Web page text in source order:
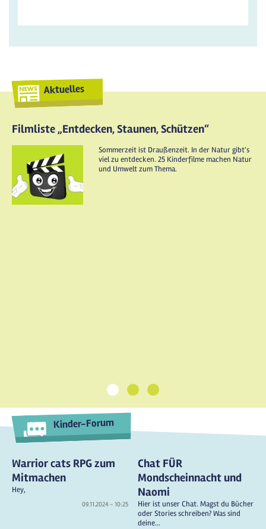
Aktuelles
Filmliste „Entdecken, Staunen, Schützen“
Sommerzeit ist Draußenzeit. In der Natur gibt's
viel zu entdecken. 25 Kinderfilme machen Natur
und Umwelt zum Thema.
1 2 3
Kinder-Forum
Warrior cats RPG zum
Mitmachen
Hey,
09.11.2024 - 10:25
Chat FÜR
Mondscheinnacht und
Naomi
Hier ist unser Chat. Magst du Bücher
oder Stories schreiben? Was sind
deine...